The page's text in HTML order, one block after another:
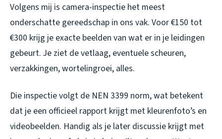
Volgens mij is camera-inspectie het meest
onderschatte gereedschap in ons vak. Voor €150 tot
€300 krijg je exacte beelden van wat er in je leidingen
gebeurt. Je ziet de vetlaag, eventuele scheuren,
verzakkingen, wortelingroei, alles.
Die inspectie volgt de NEN 3399 norm, wat betekent
dat je een officieel rapport krijgt met kleurenfoto’s en
videobeelden. Handig als je later discussie krijgt met